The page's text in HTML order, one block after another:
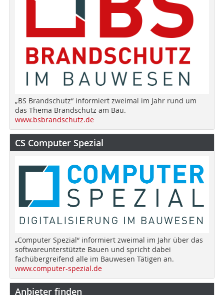
„BS Brandschutz“ informiert zweimal im Jahr rund um
das Thema Brandschutz am Bau.
www.bsbrandschutz.de
CS Computer Spezial
„Computer Spezial“ informiert zweimal im Jahr über das
softwareunterstützte Bauen und spricht dabei
fachübergreifend alle im Bauwesen Tätigen an.
www.computer-spezial.de
Anbieter finden